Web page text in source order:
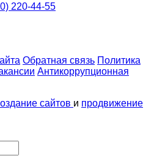
220-44-55
Обратная связь Политика
Антикоррупционная
сайтов и продвижение